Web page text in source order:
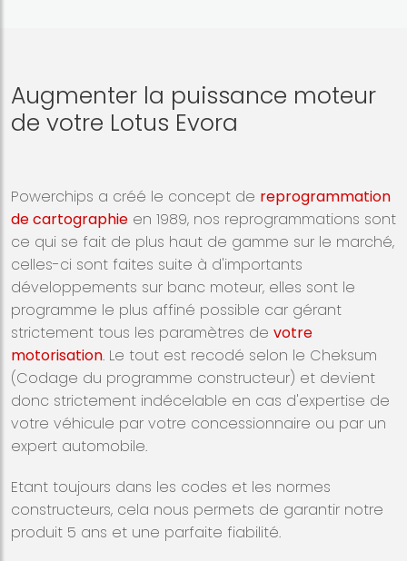
Augmenter la puissance moteur
de votre Lotus Evora
Powerchips a créé le concept de reprogrammation
de cartographie en 1989, nos reprogrammations sont
ce qui se fait de plus haut de gamme sur le marché,
celles-ci sont faites suite à d'importants
développements sur banc moteur, elles sont le
programme le plus affiné possible car gérant
strictement tous les paramètres de votre
motorisation. Le tout est recodé selon le Cheksum
(Codage du programme constructeur) et devient
donc strictement indécelable en cas d'expertise de
votre véhicule par votre concessionnaire ou par un
expert automobile.
Etant toujours dans les codes et les normes
constructeurs, cela nous permets de garantir notre
produit 5 ans et une parfaite fiabilité.